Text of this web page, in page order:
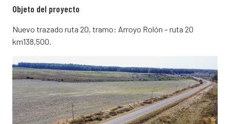
Objeto del proyecto
Nuevo trazado ruta 20, tramo: Arroyo Rolón – ruta 20
km138,500.